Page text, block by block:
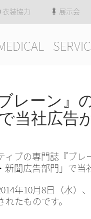
衣装協力 展示会
レーン』
当社広告
ィブの専門誌『ブレ
新聞広告部門」で当
年10月8日（水）
れたものです。